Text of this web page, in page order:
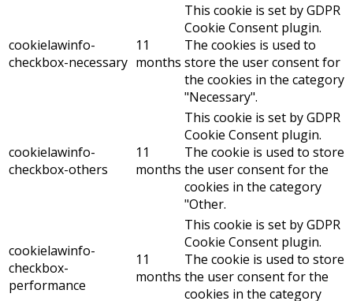
cookielawinfo-
checkbox-necessary
11
months
This cookie is set by GDPR
Cookie Consent plugin.
The cookies is used to
store the user consent for
the cookies in the category
"Necessary".
cookielawinfo-
checkbox-others
11
months
This cookie is set by GDPR
Cookie Consent plugin.
The cookie is used to store
the user consent for the
cookies in the category
"Other.
cookielawinfo-
checkbox-
performance
11
months
This cookie is set by GDPR
Cookie Consent plugin.
The cookie is used to store
the user consent for the
cookies in the category